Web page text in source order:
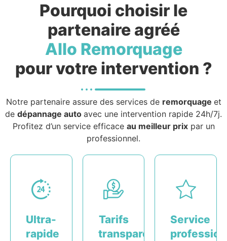
Pourquoi choisir le
partenaire agréé
Allo Remorquage
pour votre intervention ?
Notre partenaire assure des services de remorquage et
de dépannage auto avec une intervention rapide 24h/7j.
Profitez d’un service efficace au meilleur prixpar un
professionnel.
Ultra-
rapide
Tarifs
transparents
Service